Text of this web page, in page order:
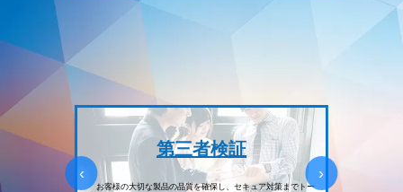
第三者検証
お客様の大切な製品の品質を確保し、セキュア対策までトー
‹ ›